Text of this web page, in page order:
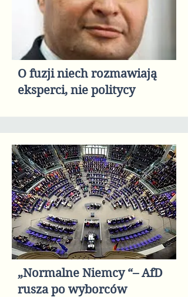
O fuzji niech rozmawiają
eksperci, nie politycy
„Normalne Niemcy “– AfD
rusza po wyborców